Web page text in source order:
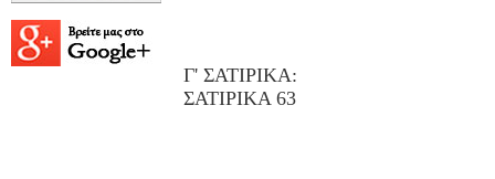
Γ' ΣΑΤΙΡΙΚΑ:
ΣΑΤΙΡΙΚΑ 63